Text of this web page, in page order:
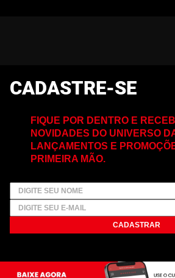
CADASTRE-SE
FIQUE POR DENTRO E
NOVIDADES DO UNIVERSO
LANÇAMENTOS E
PRIMEIRA MÃO.
CADASTRAR